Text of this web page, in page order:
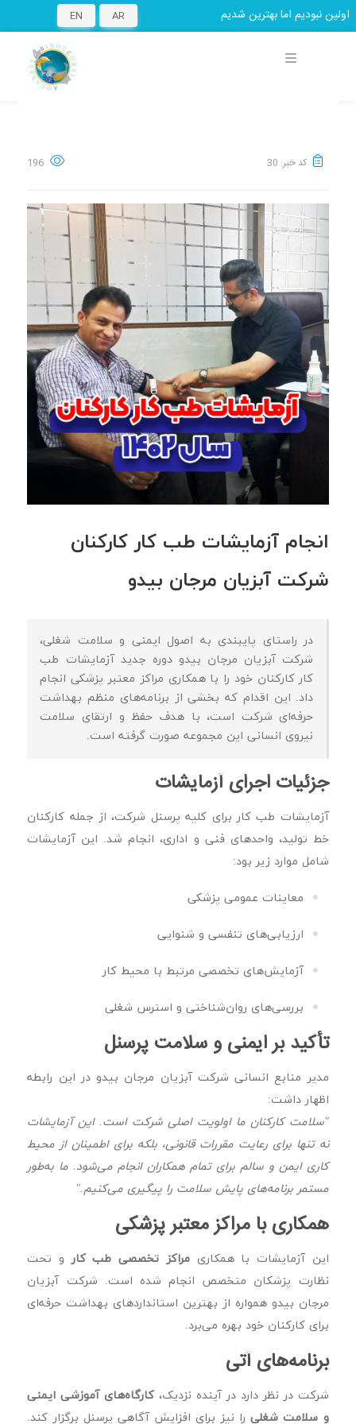
نبودیم اما بهترین شدیم AR
EN
کد خبر: 30 196
انجام آزمایشات طب کار کارکنان
شرکت آبزیان مرجان بیدو
در راستای پایبندی به اصول ایمنی و سلامت شغلی،
شرکت آبزیان مرجان بیدو دوره جدید آزمایشات طب
کار کارکنان خود را با همکاری مراکز معتبر پزشکی انجام
داد. این اقدام که بخشی از برنامه‌های منظم بهداشت
حرفه‌ای شرکت است، با هدف حفظ و ارتقای سلامت
نیروی انسانی این مجموعه صورت گرفته است.
جزئیات اجرای آزمایشات
آزمایشات طب کار برای کلیه پرسنل شرکت، از جمله کارکنان
خط تولید، واحدهای فنی و اداری، انجام شد. این آزمایشات
شامل موارد زیر بود:
معاینات عمومی پزشکی
ارزیابی‌های تنفسی و شنوایی
آزمایش‌های تخصصی مرتبط با محیط کار
بررسی‌های روان‌شناختی و استرس شغلی
تأکید بر ایمنی و سلامت پرسنل
مدیر منابع انسانی شرکت آبزیان مرجان بیدو در این رابطه
اظهار داشت:
"سلامت کارکنان ما اولویت اصلی شرکت است. این آزمایشات
نه تنها برای رعایت مقررات قانونی، بلکه برای اطمینان از محیط
کاری ایمن و سالم برای تمام همکاران انجام می‌شود. ما به‌طور
مستمر برنامه‌های پایش سلامت را پیگیری می‌کنیم."
همکاری با مراکز معتبر پزشکی
این آزمایشات با همکاریمراکز تخصصی طب کارو تحت
نظارت پزشکان متخصص انجام شده است. شرکت آبزیان
مرجان بیدو همواره از بهترین استانداردهای بهداشت حرفه‌ای
برای کارکنان خود بهره می‌برد.
برنامه‌های آتی
شرکت در نظر دارد در آینده نزدیک،کارگاه‌های آموزشی ایمنی
و سلامت شغلیرا نیز برای افزایش آگاهی پرسنل برگزار کند.